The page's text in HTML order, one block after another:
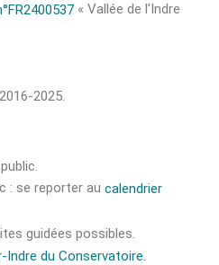
« Vallée de l’Indre
2025.
: se reporter au calendrier
guidées possibles.
Indre du Conservatoire.